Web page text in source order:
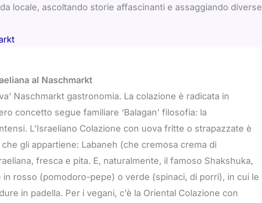
locale, ascoltando storie affascinanti e assaggiando diverse
al Naschmarkt
Naschmarkt gastronomia. La colazione è radicata in
concetto segue familiare ‘Balagan’ filosofia: la
L’Israeliano Colazione con uova fritte o strapazzate è
gli appartiene: Labaneh (che cremosa crema di
fresca e pita. E, naturalmente, il famoso Shakshuka,
rosso (pomodoro-pepe) o verde (spinaci, di porri), in cui le
in padella. Per i vegani, c’è la Oriental Colazione con